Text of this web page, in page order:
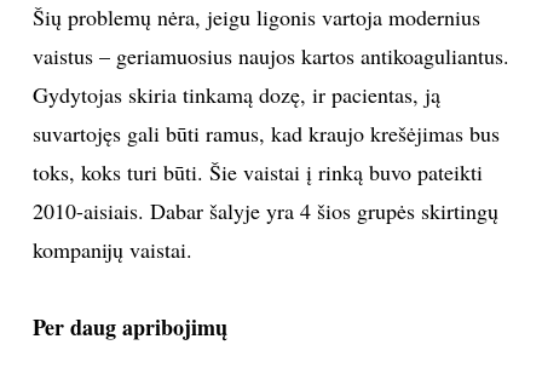
Šių problemų nėra, jeigu ligonis vartoja modernius
vaistus – geriamuosius naujos kartos antikoaguliantus.
Gydytojas skiria tinkamą dozę, ir pacientas, ją
suvartojęs gali būti ramus, kad kraujo krešėjimas bus
toks, koks turi būti. Šie vaistai į rinką buvo pateikti
2010-aisiais. Dabar šalyje yra 4 šios grupės skirtingų
kompanijų vaistai.
Per daug apribojimų